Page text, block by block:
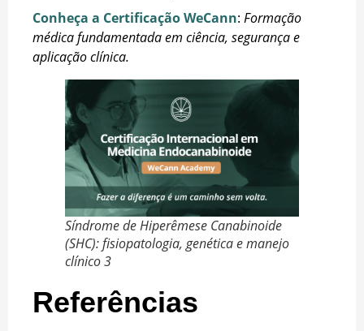
Conheça a Certificação WeCann: Formação
médica fundamentada em ciência, segurança e
aplicação clínica.
Síndrome de Hiperêmese Canabinoide
(SHC): fisiopatologia, genética e manejo
clínico 3
Referências